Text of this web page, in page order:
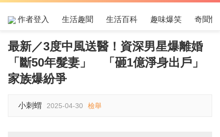
作者登入 生活趣聞 生活百科 趣味爆笑 奇聞怪
最新／3度中風送醫！資深男星爆離婚
「斷50年髮妻」 「砸1億淨身出戶」
家族爆紛爭
小刺蝟 2025-04-30 檢舉